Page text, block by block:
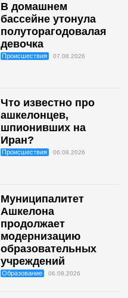
В домашнем
бассейне утонула
полуторагодовалая
девочка
Происшествия 07.08.2026
Что известно про
ашкелонцев,
шпионивших на
Иран?
Происшествия 06.08.2026
Муниципалитет
Ашкелона
продолжает
модернизацию
образовательных
учреждений
Образование 06.08.2026